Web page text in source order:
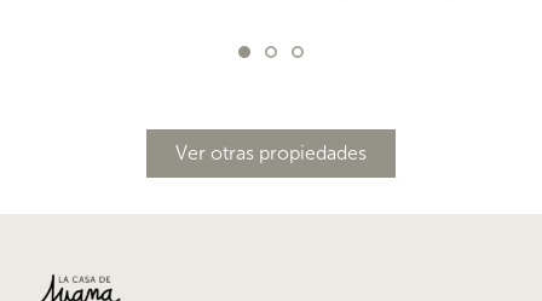
Ver otras propiedades